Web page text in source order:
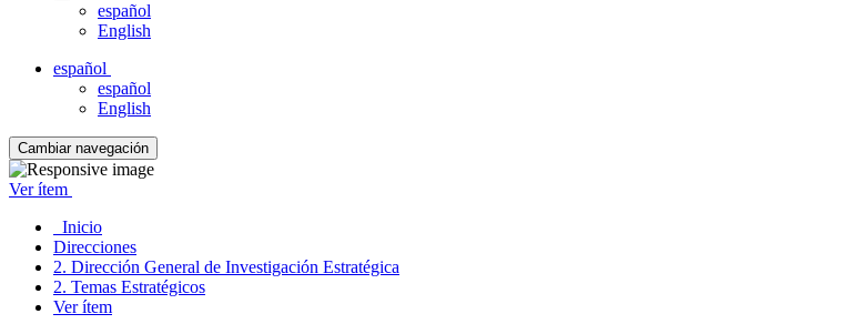
español
English
español
español
English
Cambiar navegación
Ver ítem
Inicio
Direcciones
2. Dirección General de Investigación Estratégica
2. Temas Estratégicos
Ver ítem